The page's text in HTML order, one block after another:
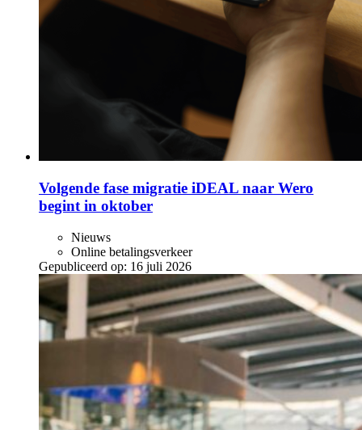
Volgende fase migratie iDEAL naar Wero
begint in oktober
Nieuws
Online betalingsverkeer
Gepubliceerd op: 16 juli 2026